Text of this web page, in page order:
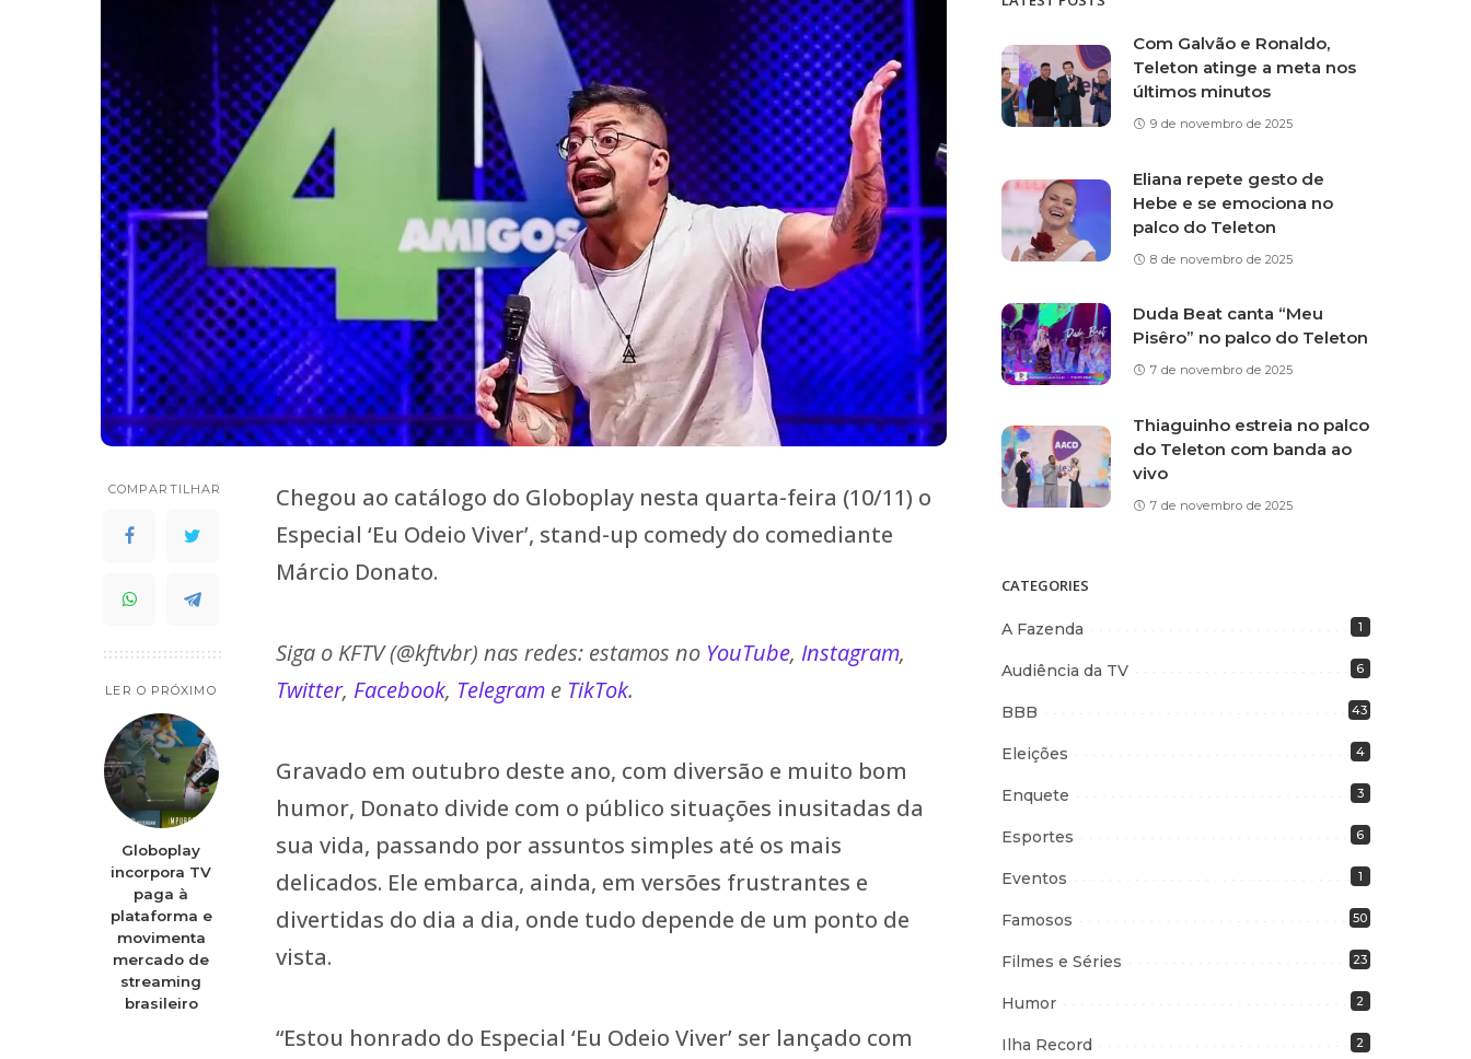
COMPARTILHAR
LER O PRÓXIMO
Globoplay
incorpora TV
paga à
plataforma e
movimenta
mercado de
streaming
brasileiro
Chegou ao catálogo do Globoplay nesta quarta-feira (10/11) o
Especial ‘Eu Odeio Viver’, stand-up comedy do comediante
Márcio Donato.
Siga o KFTV (@kftvbr) nas redes: estamos no YouTube, Instagram,
Twitter, Facebook, Telegram e TikTok.
Gravado em outubro deste ano, com diversão e muito bom
humor, Donato divide com o público situações inusitadas da
sua vida, passando por assuntos simples até os mais
delicados. Ele embarca, ainda, em versões frustrantes e
divertidas do dia a dia, onde tudo depende de um ponto de
vista.
“Estou honrado do Especial ‘Eu Odeio Viver’ ser lançado com
Com Galvão e Ronaldo,
Teleton atinge a meta nos
últimos minutos
9 de novembro de 2025
Eliana repete gesto de
Hebe e se emociona no
palco do Teleton
8 de novembro de 2025
Duda Beat canta “Meu
Pisêro” no palco do Teleton
7 de novembro de 2025
Thiaguinho estreia no palco
do Teleton com banda ao
vivo
7 de novembro de 2025
CATEGORIES
A Fazenda 1
Audiência da TV 6
BBB 43
Eleições 4
Enquete 3
Esportes 6
Eventos 1
Famosos 50
Filmes e Séries 23
Humor 2
Ilha Record 2